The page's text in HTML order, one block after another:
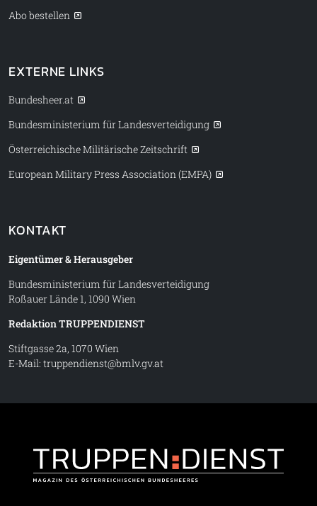
Abo bestellen
EXTERNE LINKS
Bundesheer.at
Bundesministerium für Landesverteidigung
Österreichische Militärische Zeitschrift
European Military Press Association (EMPA)
KONTAKT
Eigentümer & Herausgeber
Bundesministerium für Landesverteidigung
Roßauer Lände 1, 1090 Wien
Redaktion TRUPPENDIENST
Stiftgasse 2a, 1070 Wien
E-Mail: truppendienst@bmlv.gv.at